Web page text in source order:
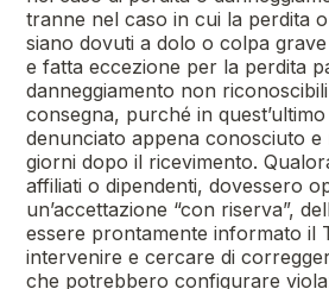
tranne nel caso in cui la perdita
siano dovuti a dolo o colpa
e fatta eccezione per la perdita
danneggiamento non
consegna, purché in
denunciato appena conosciuto
giorni dopo il ricevimento.
affiliati o dipendenti, dovessero
un’accettazione “con riserva”,
essere prontamente informato il
intervenire e cercare di
che potrebbero configurare